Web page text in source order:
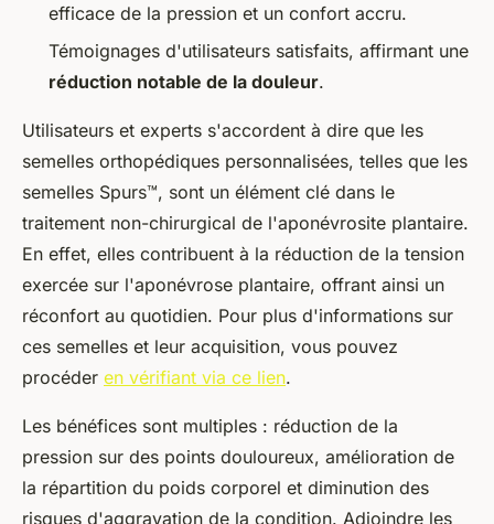
efficace de la pression et un confort accru.
Témoignages d'utilisateurs satisfaits, affirmant une
réduction notable de la douleur.
Utilisateurs et experts s'accordent à dire que les
semelles orthopédiques personnalisées, telles que les
semelles Spurs™, sont un élément clé dans le
traitement non-chirurgical de l'aponévrosite plantaire.
En effet, elles contribuent à la réduction de la tension
exercée sur l'aponévrose plantaire, offrant ainsi un
réconfort au quotidien. Pour plus d'informations sur
ces semelles et leur acquisition, vous pouvez
procéder en vérifiant via ce lien.
Les bénéfices sont multiples : réduction de la
pression sur des points douloureux, amélioration de
la répartition du poids corporel et diminution des
risques d'aggravation de la condition. Adjoindre les